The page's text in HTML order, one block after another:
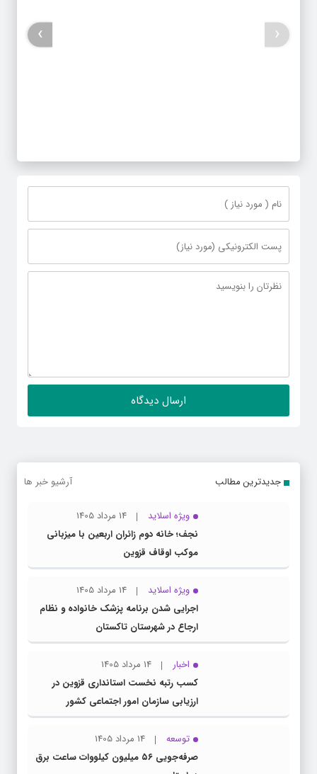
‹
›
جدیدترین مطالب آرشیو خبر ها
ویژه اسلاید
14 مرداد 1405
نجف؛ خانه دوم زائران اربعین با میزبانی
موکب اوقاف قزوین
ویژه اسلاید
14 مرداد 1405
اجرایی شدن برنامه پزشک خانواده و نظام
ارجاع در شهرستان تاکستان
اخبار
14 مرداد 1405
کسب رتبه نخست استانداری قزوین در
ارزیابی سازمان امور اجتماعی کشور
توسعه
14 مرداد 1405
صرفه‌جویی ۵۶ میلیون کیلووات‌ ساعت برق